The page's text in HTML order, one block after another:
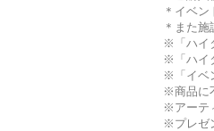
＊イベ
＊また
※「ハイ
※「ハイ
※「イベ
※商品に
※アーテ
※プレゼ